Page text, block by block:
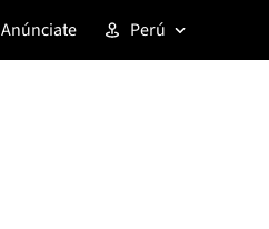
Anúnciate Perú